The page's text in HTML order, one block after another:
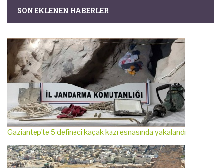
SON EKLENEN HABERLER
Gaziantep'te 5 defineci kaçak kazı esnasında yakalandı